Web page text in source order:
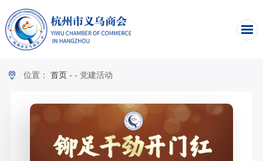
位置： 首页 - - 党建活动